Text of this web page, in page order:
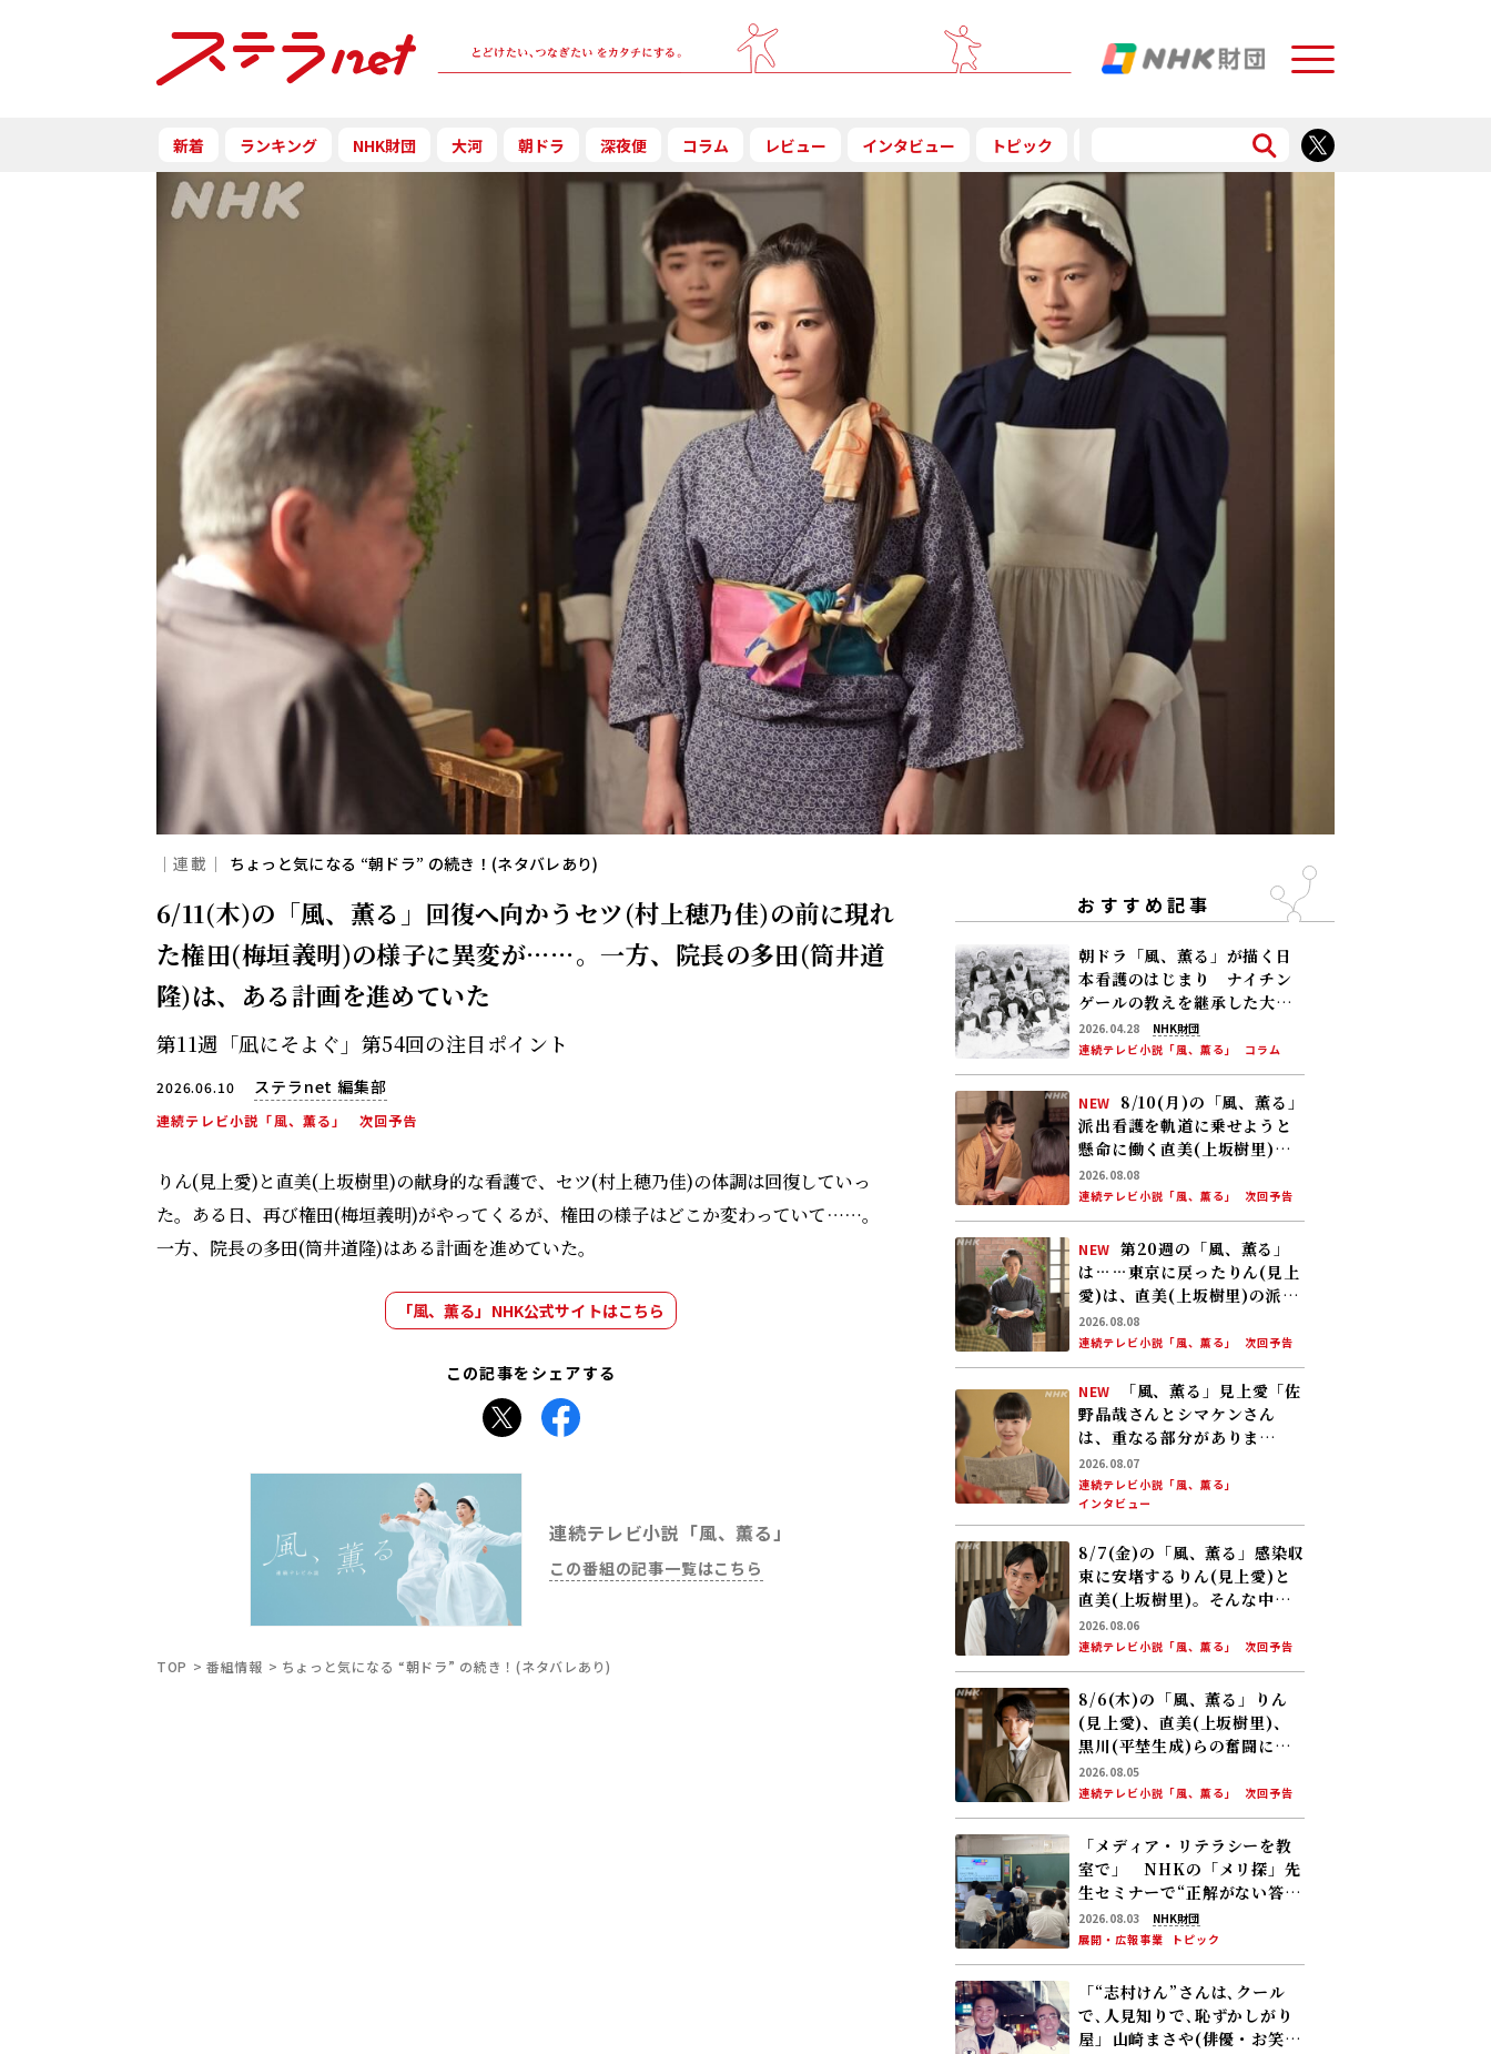
Menu
新着 ランキング NHK財団 大河 朝ドラ 深夜便 コラム レビュー インタビュー トピック
｜連載｜ ちょっと気になる “朝ドラ” の続き！(ネタバレあり)
6/11(木)の「風、薫る」回復へ向かうセツ(村上穂乃佳)の前に現れ
た権田(梅垣義明)の様子に異変が……。一方、院長の多田(筒井道
隆)は、ある計画を進めていた
第11週「凪にそよぐ」第54回の注目ポイント
2026.06.10 ステラnet 編集部
連続テレビ小説「風、薫る」 次回予告
りん(見上愛)と直美(上坂樹里)の献身的な看護で、セツ(村上穂乃佳)の体調は回復していっ
た。ある日、再び権田(梅垣義明)がやってくるが、権田の様子はどこか変わっていて……。
一方、院長の多田(筒井道隆)はある計画を進めていた。
「風、薫る」NHK公式サイトはこちら
この記事をシェアする
X Facebook
連続テレビ小説「風、薫る」
この番組の記事一覧はこちら
TOP 番組情報 ちょっと気になる “朝ドラ” の続き！(ネタバレあり)
おすすめ記事
朝ドラ「風、薫る」が描く日
本看護のはじまり ナイチン
ゲールの教えを継承した大関
和と看護のこれから――明治から
現代につながる道【後編】
2026.04.28
NHK財団
連続テレビ小説「風、薫る」
コラム
NEW
8/10(月)の「風、薫る」
派出看護を軌道に乗せようと
懸命に働く直美(上坂樹里)。
そんな中、りん(見上愛)が新
潟から帰ってくる
2026.08.08
連続テレビ小説「風、薫る」
次回予告
NEW 第20週の「風、薫る」
は……東京に戻ったりん(見上
愛)は、直美(上坂樹里)の派出
看護婦会で働くことに。そん
な中、直美は自分の理想とし
た無償の看護を始める
2026.08.08
連続テレビ小説「風、薫る」
次回予告
NEW
「風、薫る」見上愛「佐
野晶哉さんとシマケンさん
は、重なる部分がありま
す……」
2026.08.07
連続テレビ小説「風、薫る」
インタビュー
8/7(金)の「風、薫る」感染収
束に安堵するりん(見上愛)と
直美(上坂樹里)。そんな中、
黒川(平埜生成)がりんにある
提案をする
2026.08.06
連続テレビ小説「風、薫る」
次回予告
8/6(木)の「風、薫る」りん
(見上愛)、直美(上坂樹里)、
黒川(平埜生成)らの奮闘に、
村人たちも理解を示し始め
る。しかし、アサ(美山加恋)
の容体はなかなか改善せ
ず……
2026.08.05
連続テレビ小説「風、薫る」
次回予告
「メディア・リテラシーを教
室で」 NHKの「メリ探」先
生セミナーで“正解がない答
え”を考えてみた
2026.08.03
NHK財団
展開・広報事業
トピック
「“志村けん”さんは､クール
で､人見知りで､恥ずかしがり
屋」――山崎まさや(俳優・お笑い